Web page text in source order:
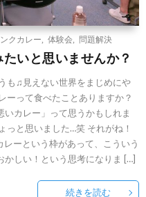
クカレー 体験会 問題解決
いと思いませんか？
も♫見えない世界をまじめにや
ーって食べたことありますか？
カレー」って思うかもしれま
っと思いました…笑 それがね！
ーという枠があって、こういう
かしい！という思考になりま […]
続きを読む